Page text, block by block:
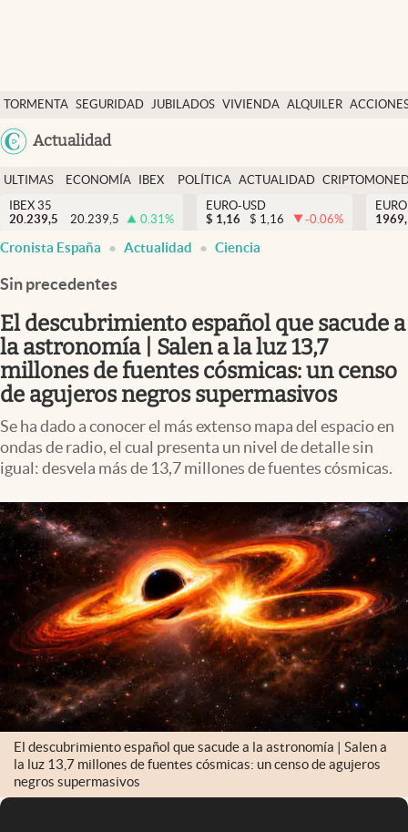
TORMENTA SEGURIDAD JUBILADOS VIVIENDA ALQUILER
Actualidad
Economía y finanzas
Política
Actualidad
Criptomonedas
España
ULTIMAS
NOTICIAS
ECONOMÍA
FINANZAS
IBEX
EURO
POLÍTICA ACTUALIDAD
IBEX 35
20.239,5
20.239,5 0.31%
EURO-USD
$ 1,16 $ 1,16 -0.06%
Cronista España Actualidad Ciencia
Sin precedentes
El descubrimiento español que sacude a
la astronomía | Salen a la luz 13,7
millones de fuentes cósmicas: un censo
de agujeros negros supermasivos
Se ha dado a conocer el más extenso mapa del espacio en
ondas de radio, el cual presenta un nivel de detalle sin
igual: desvela más de 13,7 millones de fuentes cósmicas.
El descubrimiento español que sacude a la astronomía | Salen a
la luz 13,7 millones de fuentes cósmicas: un censo de agujeros
negros supermasivos